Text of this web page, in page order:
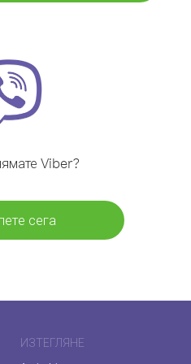
Viber?
сега
ИЗТЕГЛЯНЕ